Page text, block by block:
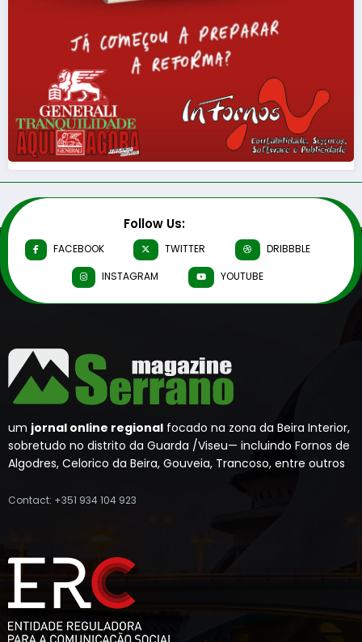
Follow Us:
FACEBOOK TWITTER
DRIBBBLE
INSTAGRAM
YOUTUBE
um jornal online regional focado na zona da Beira Interior,
sobretudo no distrito da Guarda /Viseu— incluindo Fornos de
Algodres, Celorico da Beira, Gouveia, Trancoso, entre outros
Contact: +351 934 104 923